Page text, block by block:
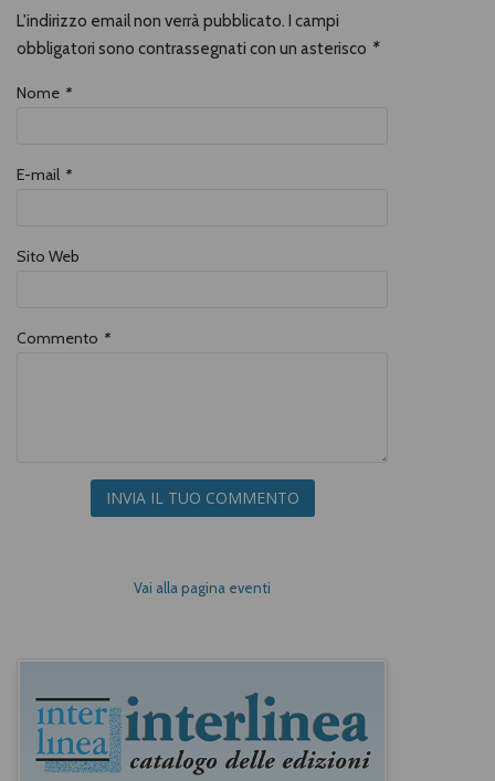
la mancanza di una
documentazione scritta, poiché
questi poveri erano analfabeti. In
cammino racconta la maestria di
L'indirizzo email non verrà pubblicato. I campi
obbligatori sono contrassegnati con un asterisco *
Nome *
E-mail *
Sito Web
Commento *
INVIA IL TUO COMMENTO
Vai alla pagina eventi